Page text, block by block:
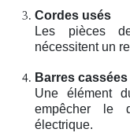
Cordes usés
Les pièces
nécessitent un
Barres cassées
Une élément
empêcher le
électrique.